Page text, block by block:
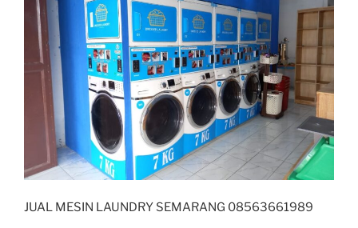
JUAL MESIN LAUNDRY SEMARANG 08563661989